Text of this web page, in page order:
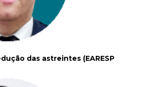
das astreintes (EARESP